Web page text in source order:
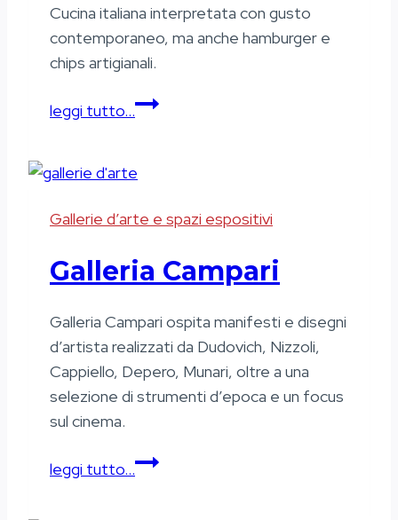
Cucina italiana interpretata con gusto
contemporaneo, ma anche hamburger e
chips artigianali.
leggi tutto…Le
Gallerie d’arte e spazi espositivi
Galleria Campari
Galleria Campari ospita manifesti e disegni
d’artista realizzati da Dudovich, Nizzoli,
Cappiello, Depero, Munari, oltre a una
selezione di strumenti d’epoca e un focus
sul cinema.
leggi tutto…Galleria